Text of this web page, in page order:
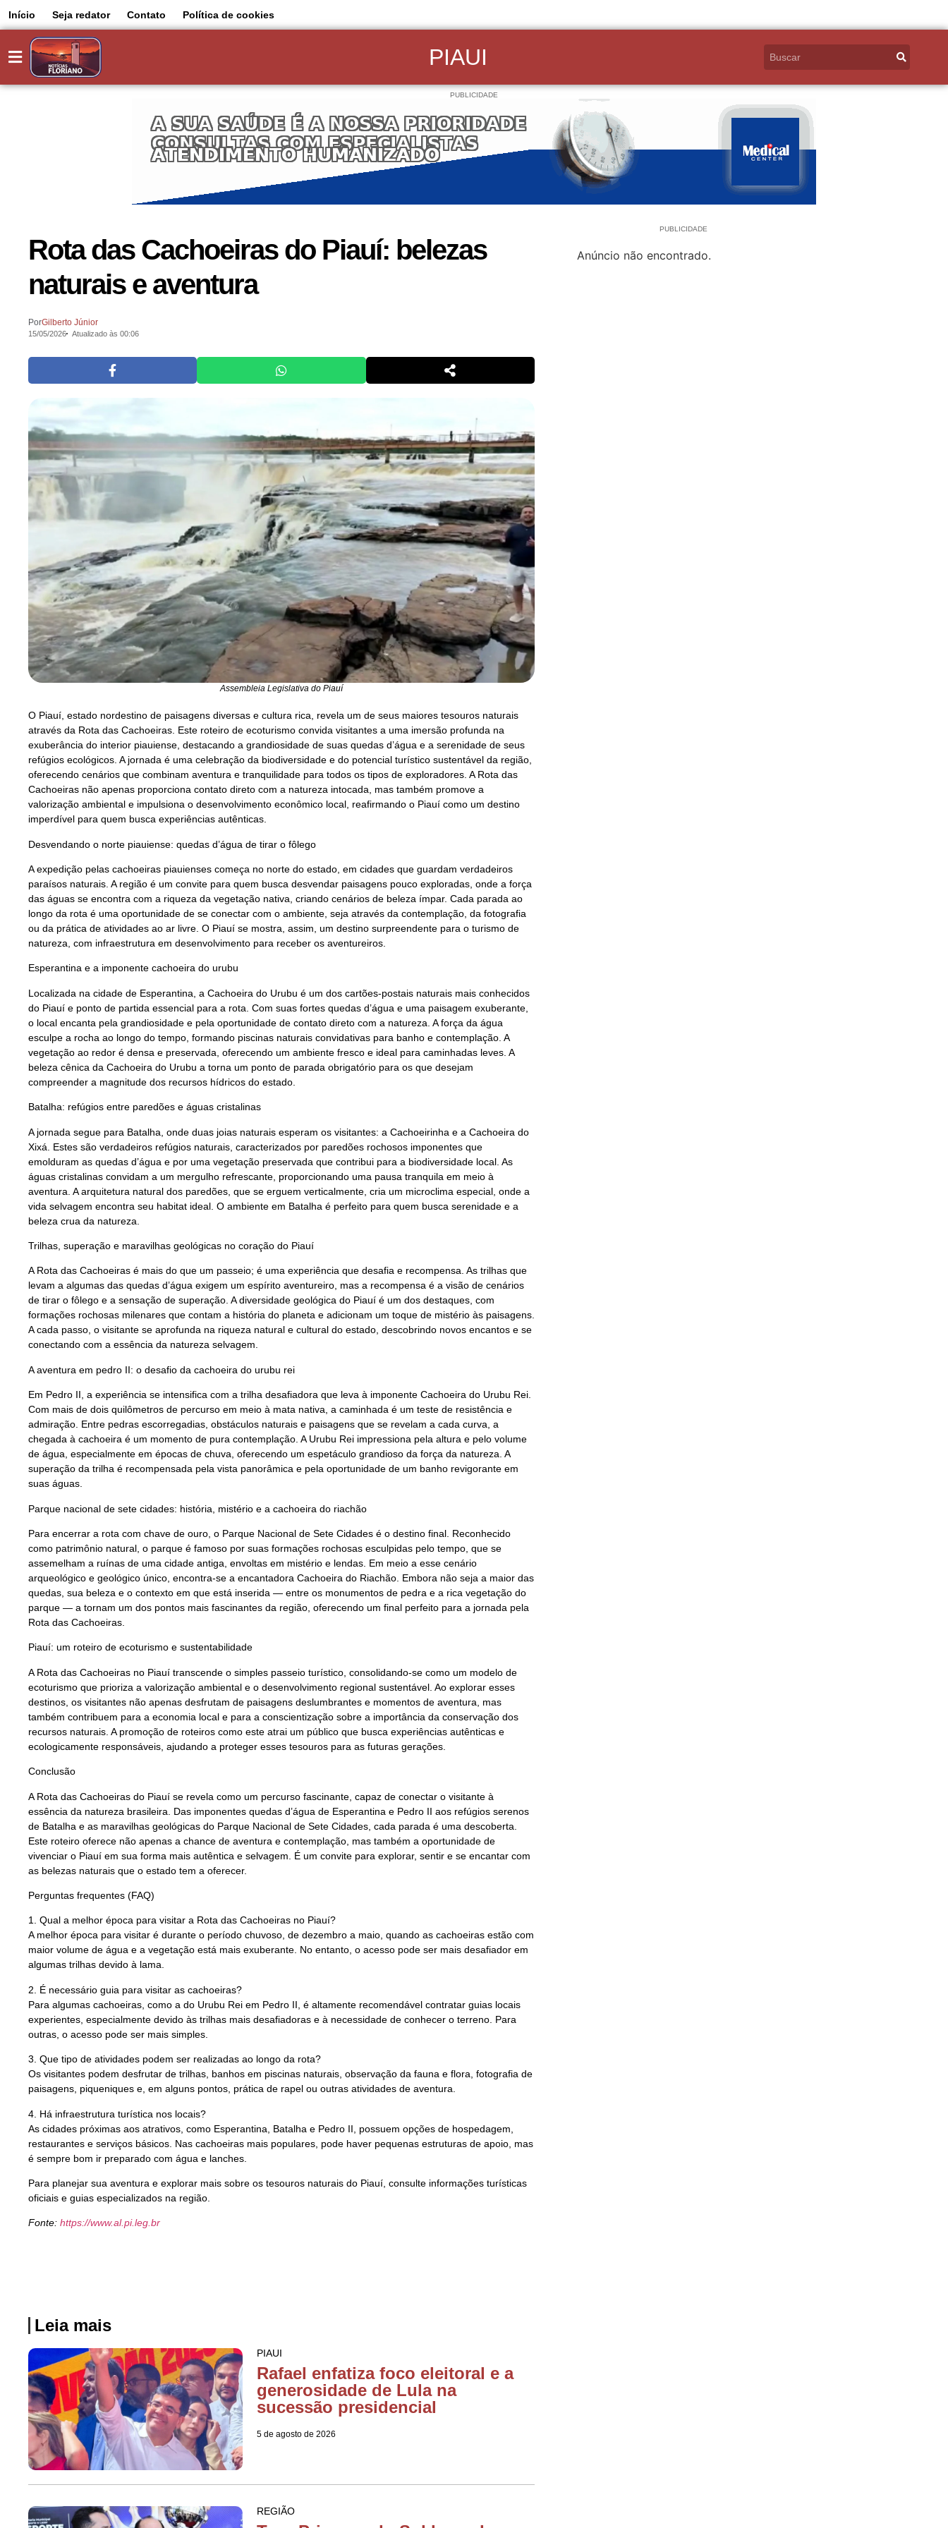
Início Seja redator Contato Política de cookies
PIAUI
PUBLICIDADE
Rota das Cachoeiras do Piauí: belezas
naturais e aventura
PorGilberto Júnior
15/05/2026 Atualizado às 00:06
Assembleia Legislativa do Piauí
O Piauí, estado nordestino de paisagens diversas e cultura rica, revela um de seus maiores tesouros naturais
através da Rota das Cachoeiras. Este roteiro de ecoturismo convida visitantes a uma imersão profunda na
exuberância do interior piauiense, destacando a grandiosidade de suas quedas d’água e a serenidade de seus
refúgios ecológicos. A jornada é uma celebração da biodiversidade e do potencial turístico sustentável da região,
oferecendo cenários que combinam aventura e tranquilidade para todos os tipos de exploradores. A Rota das
Cachoeiras não apenas proporciona contato direto com a natureza intocada, mas também promove a
valorização ambiental e impulsiona o desenvolvimento econômico local, reafirmando o Piauí como um destino
imperdível para quem busca experiências autênticas.
Desvendando o norte piauiense: quedas d’água de tirar o fôlego
A expedição pelas cachoeiras piauienses começa no norte do estado, em cidades que guardam verdadeiros
paraísos naturais. A região é um convite para quem busca desvendar paisagens pouco exploradas, onde a força
das águas se encontra com a riqueza da vegetação nativa, criando cenários de beleza ímpar. Cada parada ao
longo da rota é uma oportunidade de se conectar com o ambiente, seja através da contemplação, da fotografia
ou da prática de atividades ao ar livre. O Piauí se mostra, assim, um destino surpreendente para o turismo de
natureza, com infraestrutura em desenvolvimento para receber os aventureiros.
Esperantina e a imponente cachoeira do urubu
Localizada na cidade de Esperantina, a Cachoeira do Urubu é um dos cartões-postais naturais mais conhecidos
do Piauí e ponto de partida essencial para a rota. Com suas fortes quedas d’água e uma paisagem exuberante,
o local encanta pela grandiosidade e pela oportunidade de contato direto com a natureza. A força da água
esculpe a rocha ao longo do tempo, formando piscinas naturais convidativas para banho e contemplação. A
vegetação ao redor é densa e preservada, oferecendo um ambiente fresco e ideal para caminhadas leves. A
beleza cênica da Cachoeira do Urubu a torna um ponto de parada obrigatório para os que desejam
compreender a magnitude dos recursos hídricos do estado.
Batalha: refúgios entre paredões e águas cristalinas
A jornada segue para Batalha, onde duas joias naturais esperam os visitantes: a Cachoeirinha e a Cachoeira do
Xixá. Estes são verdadeiros refúgios naturais, caracterizados por paredões rochosos imponentes que
emolduram as quedas d’água e por uma vegetação preservada que contribui para a biodiversidade local. As
águas cristalinas convidam a um mergulho refrescante, proporcionando uma pausa tranquila em meio à
aventura. A arquitetura natural dos paredões, que se erguem verticalmente, cria um microclima especial, onde a
vida selvagem encontra seu habitat ideal. O ambiente em Batalha é perfeito para quem busca serenidade e a
beleza crua da natureza.
Trilhas, superação e maravilhas geológicas no coração do Piauí
A Rota das Cachoeiras é mais do que um passeio; é uma experiência que desafia e recompensa. As trilhas que
levam a algumas das quedas d’água exigem um espírito aventureiro, mas a recompensa é a visão de cenários
de tirar o fôlego e a sensação de superação. A diversidade geológica do Piauí é um dos destaques, com
formações rochosas milenares que contam a história do planeta e adicionam um toque de mistério às paisagens.
A cada passo, o visitante se aprofunda na riqueza natural e cultural do estado, descobrindo novos encantos e se
conectando com a essência da natureza selvagem.
A aventura em pedro II: o desafio da cachoeira do urubu rei
Em Pedro II, a experiência se intensifica com a trilha desafiadora que leva à imponente Cachoeira do Urubu Rei.
Com mais de dois quilômetros de percurso em meio à mata nativa, a caminhada é um teste de resistência e
admiração. Entre pedras escorregadias, obstáculos naturais e paisagens que se revelam a cada curva, a
chegada à cachoeira é um momento de pura contemplação. A Urubu Rei impressiona pela altura e pelo volume
de água, especialmente em épocas de chuva, oferecendo um espetáculo grandioso da força da natureza. A
superação da trilha é recompensada pela vista panorâmica e pela oportunidade de um banho revigorante em
suas águas.
Parque nacional de sete cidades: história, mistério e a cachoeira do riachão
Para encerrar a rota com chave de ouro, o Parque Nacional de Sete Cidades é o destino final. Reconhecido
como patrimônio natural, o parque é famoso por suas formações rochosas esculpidas pelo tempo, que se
assemelham a ruínas de uma cidade antiga, envoltas em mistério e lendas. Em meio a esse cenário
arqueológico e geológico único, encontra-se a encantadora Cachoeira do Riachão. Embora não seja a maior das
quedas, sua beleza e o contexto em que está inserida — entre os monumentos de pedra e a rica vegetação do
parque — a tornam um dos pontos mais fascinantes da região, oferecendo um final perfeito para a jornada pela
Rota das Cachoeiras.
Piauí: um roteiro de ecoturismo e sustentabilidade
A Rota das Cachoeiras no Piauí transcende o simples passeio turístico, consolidando-se como um modelo de
ecoturismo que prioriza a valorização ambiental e o desenvolvimento regional sustentável. Ao explorar esses
destinos, os visitantes não apenas desfrutam de paisagens deslumbrantes e momentos de aventura, mas
também contribuem para a economia local e para a conscientização sobre a importância da conservação dos
recursos naturais. A promoção de roteiros como este atrai um público que busca experiências autênticas e
ecologicamente responsáveis, ajudando a proteger esses tesouros para as futuras gerações.
Conclusão
A Rota das Cachoeiras do Piauí se revela como um percurso fascinante, capaz de conectar o visitante à
essência da natureza brasileira. Das imponentes quedas d’água de Esperantina e Pedro II aos refúgios serenos
de Batalha e as maravilhas geológicas do Parque Nacional de Sete Cidades, cada parada é uma descoberta.
Este roteiro oferece não apenas a chance de aventura e contemplação, mas também a oportunidade de
vivenciar o Piauí em sua forma mais autêntica e selvagem. É um convite para explorar, sentir e se encantar com
as belezas naturais que o estado tem a oferecer.
Perguntas frequentes (FAQ)
1. Qual a melhor época para visitar a Rota das Cachoeiras no Piauí?
A melhor época para visitar é durante o período chuvoso, de dezembro a maio, quando as cachoeiras estão com
maior volume de água e a vegetação está mais exuberante. No entanto, o acesso pode ser mais desafiador em
algumas trilhas devido à lama.
2. É necessário guia para visitar as cachoeiras?
Para algumas cachoeiras, como a do Urubu Rei em Pedro II, é altamente recomendável contratar guias locais
experientes, especialmente devido às trilhas mais desafiadoras e à necessidade de conhecer o terreno. Para
outras, o acesso pode ser mais simples.
3. Que tipo de atividades podem ser realizadas ao longo da rota?
Os visitantes podem desfrutar de trilhas, banhos em piscinas naturais, observação da fauna e flora, fotografia de
paisagens, piqueniques e, em alguns pontos, prática de rapel ou outras atividades de aventura.
4. Há infraestrutura turística nos locais?
As cidades próximas aos atrativos, como Esperantina, Batalha e Pedro II, possuem opções de hospedagem,
restaurantes e serviços básicos. Nas cachoeiras mais populares, pode haver pequenas estruturas de apoio, mas
é sempre bom ir preparado com água e lanches.
Para planejar sua aventura e explorar mais sobre os tesouros naturais do Piauí, consulte informações turísticas
oficiais e guias especializados na região.
Fonte: https://www.al.pi.leg.br
Leia mais
PIAUI
Rafael enfatiza foco eleitoral e a
generosidade de Lula na
sucessão presidencial
5 de agosto de 2026
REGIÃO
PUBLICIDADE
Anúncio não encontrado.